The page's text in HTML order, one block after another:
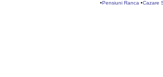
•Pensiuni Ranca •Cazare